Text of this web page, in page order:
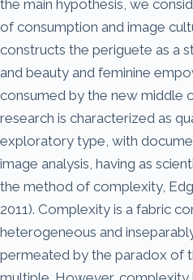
the main hypothesis, we
of consumption and image
constructs the periguete as a
and beauty and feminine
consumed by the new middle
research is characterized as
exploratory type, with
image analysis, having as
the method of complexity,
2011). Complexity is a fabric
heterogeneous and
permeated by the paradox of